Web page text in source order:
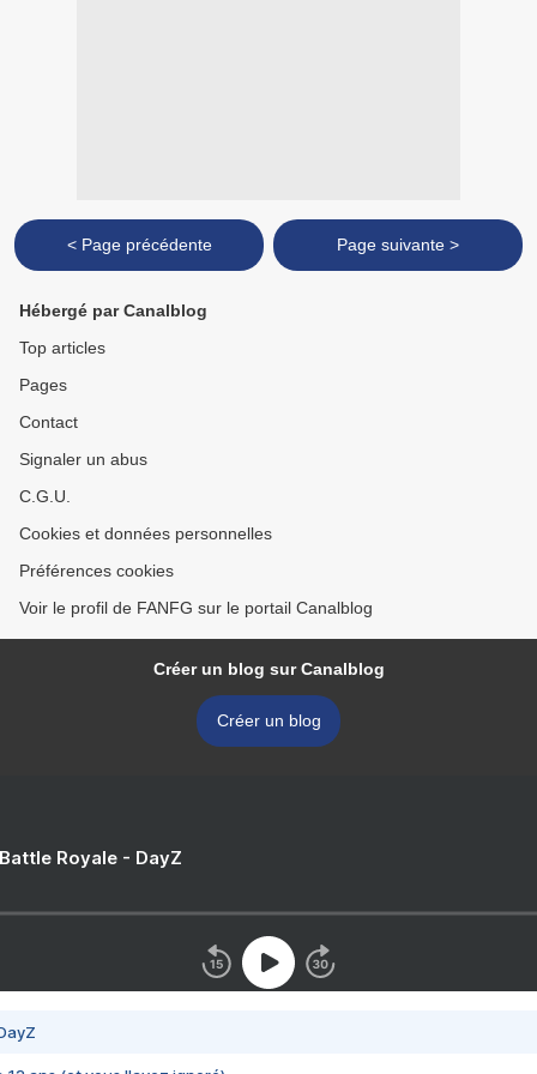
< Page précédente Page suivante >
Hébergé par Canalblog
Top articles
Pages
Contact
Signaler un abus
C.G.U.
Cookies et données personnelles
Préférences cookies
Voir le profil de FANFG sur le portail Canalblog
Créer un blog sur Canalblog
Créer un blog
Royale - DayZ